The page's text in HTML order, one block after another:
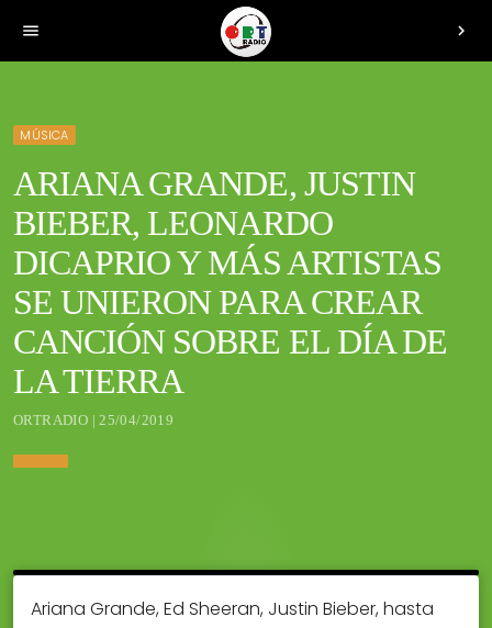
menu chevron_right
MÚSICA
ARIANA GRANDE, JUSTIN
BIEBER, LEONARDO
DICAPRIO Y MÁS ARTISTAS
SE UNIERON PARA CREAR
CANCIÓN SOBRE EL DÍA DE
LA TIERRA
ORTRADIO | 25/04/2019
Ariana Grande, Ed Sheeran, Justin Bieber, hasta